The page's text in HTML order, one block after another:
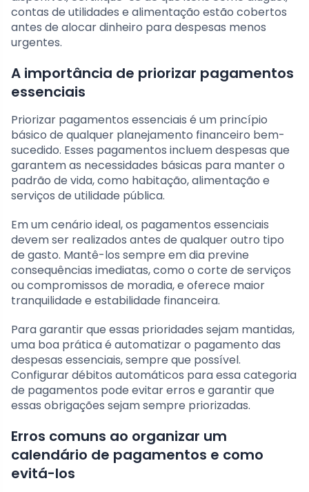
contas de utilidades e alimentação estão cobertos
antes de alocar dinheiro para despesas menos
urgentes.
A importância de priorizar pagamentos
essenciais
Priorizar pagamentos essenciais é um princípio
básico de qualquer planejamento financeiro bem-
sucedido. Esses pagamentos incluem despesas que
garantem as necessidades básicas para manter o
padrão de vida, como habitação, alimentação e
serviços de utilidade pública.
Em um cenário ideal, os pagamentos essenciais
devem ser realizados antes de qualquer outro tipo
de gasto. Mantê-los sempre em dia previne
consequências imediatas, como o corte de serviços
ou compromissos de moradia, e oferece maior
tranquilidade e estabilidade financeira.
Para garantir que essas prioridades sejam mantidas,
uma boa prática é automatizar o pagamento das
despesas essenciais, sempre que possível.
Configurar débitos automáticos para essa categoria
de pagamentos pode evitar erros e garantir que
essas obrigações sejam sempre priorizadas.
Erros comuns ao organizar um
calendário de pagamentos e como
evitá-los